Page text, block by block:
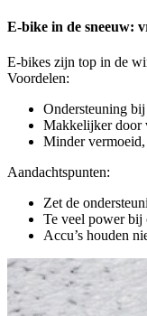
E-bike in de sneeuw:
E-bikes zijn top in de
Voordelen:
Ondersteuning
Makkelijker door
Minder vermoeid,
Aandachtspunten:
Zet de
Te veel power bij
Accu’s houden